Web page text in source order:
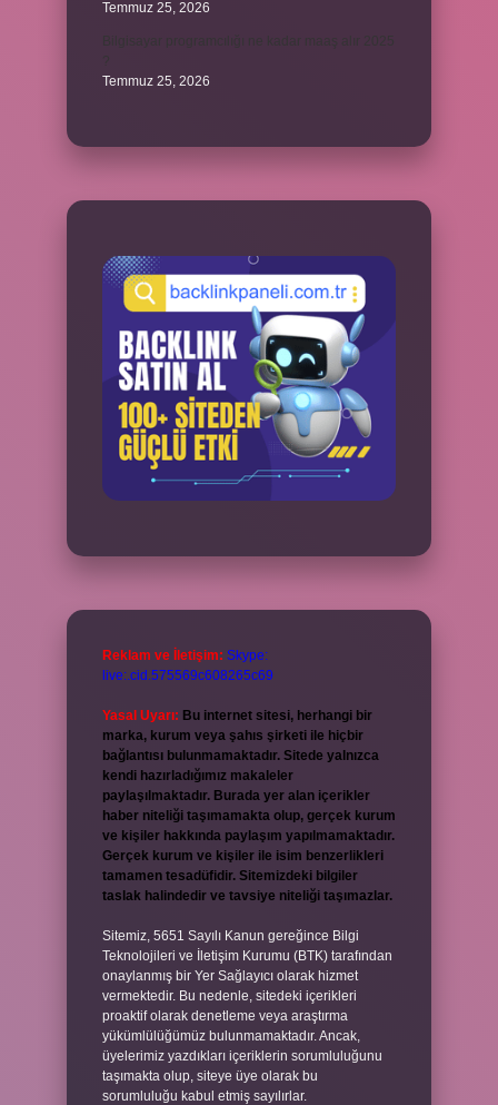
Temmuz 25, 2026
Temmuz 25, 2026
Reklam ve İletişim: Skype:
live:.cid.575569c608265c69
Yasal Uyarı: Bu internet sitesi, herhangi bir
marka, kurum veya şahıs şirketi ile hiçbir
bağlantısı bulunmamaktadır. Sitede yalnızca
kendi hazırladığımız makaleler
paylaşılmaktadır. Burada yer alan içerikler
haber niteliği taşımamakta olup, gerçek kurum
ve kişiler hakkında paylaşım yapılmamaktadır.
Gerçek kurum ve kişiler ile isim benzerlikleri
tamamen tesadüfidir. Sitemizdeki bilgiler
taslak halindedir ve tavsiye niteliği taşımazlar.
Sitemiz, 5651 Sayılı Kanun gereğince Bilgi
Teknolojileri ve İletişim Kurumu (BTK) tarafından
onaylanmış bir Yer Sağlayıcı olarak hizmet
vermektedir. Bu nedenle, sitedeki içerikleri
proaktif olarak denetleme veya araştırma
yükümlülüğümüz bulunmamaktadır. Ancak,
üyelerimiz yazdıkları içeriklerin sorumluluğunu
taşımakta olup, siteye üye olarak bu
sorumluluğu kabul etmiş sayılırlar.